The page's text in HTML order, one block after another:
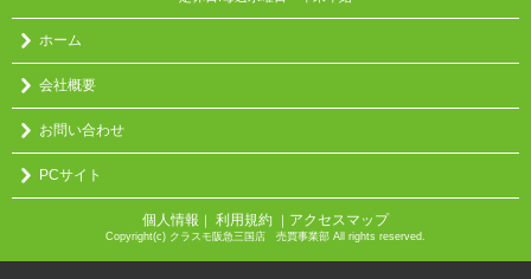
ホーム
会社概要
お問い合わせ
PCサイト
個人情報 ｜ 利用規約 ｜ アクセスマップ
Copyright(c) クラスモ阪急三国店 売買事業部 All rights reserved.